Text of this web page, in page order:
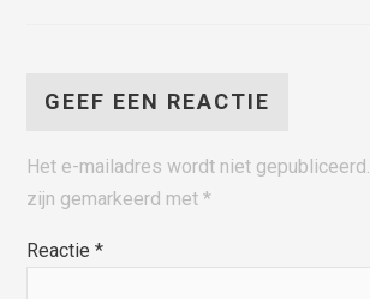
GEEF EEN REACTIE
Het e-mailadres wordt niet gepubliceerd.
zijn gemarkeerd met*
Reactie*